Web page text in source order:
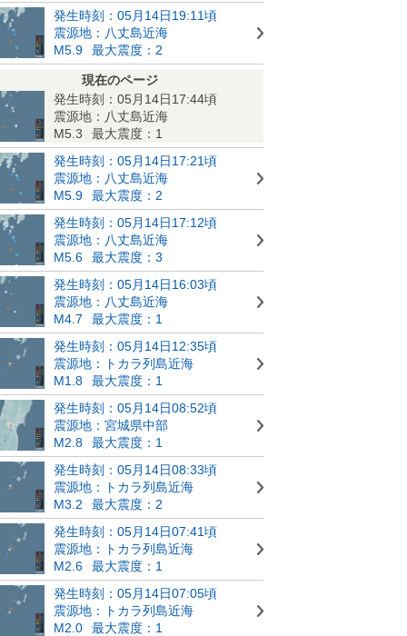
発生時刻：05月14日19:11頃
震源地：八丈島近海
M5.9
最大震度：2
現在のページ
発生時刻：05月14日17:44頃
震源地：八丈島近海
M5.3
最大震度：1
発生時刻：05月14日17:21頃
震源地：八丈島近海
M5.9
最大震度：2
発生時刻：05月14日17:12頃
震源地：八丈島近海
M5.6
最大震度：3
発生時刻：05月14日16:03頃
震源地：八丈島近海
M4.7
最大震度：1
発生時刻：05月14日12:35頃
震源地：トカラ列島近海
M1.8
最大震度：1
発生時刻：05月14日08:52頃
震源地：宮城県中部
M2.8
最大震度：1
発生時刻：05月14日08:33頃
震源地：トカラ列島近海
M3.2
最大震度：2
発生時刻：05月14日07:41頃
震源地：トカラ列島近海
M2.6
最大震度：1
発生時刻：05月14日07:05頃
震源地：トカラ列島近海
M2.0
最大震度：1